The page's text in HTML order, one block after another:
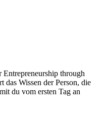
through
Wissen der Person, die
du vom ersten Tag an